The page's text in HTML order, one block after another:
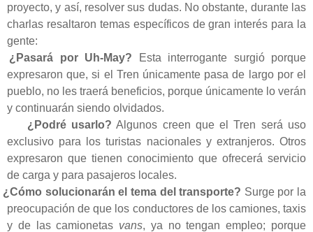
proyecto, y así, resolver sus dudas. No obstante, durante las
charlas resaltaron temas específicos de gran interés para la
gente:
¿Pasará por Uh-May? Esta interrogante surgió porque
expresaron que, si el Tren únicamente pasa de largo por el
pueblo, no les traerá beneficios, porque únicamente lo verán
y continuarán siendo olvidados.
¿Podré usarlo? Algunos creen que el Tren será uso
exclusivo para los turistas nacionales y extranjeros. Otros
expresaron que tienen conocimiento que ofrecerá servicio
de carga y para pasajeros locales.
¿Cómo solucionarán el tema del transporte? Surge por la
preocupación de que los conductores de los camiones, taxis
y de las camionetas vans, ya no tengan empleo; porque